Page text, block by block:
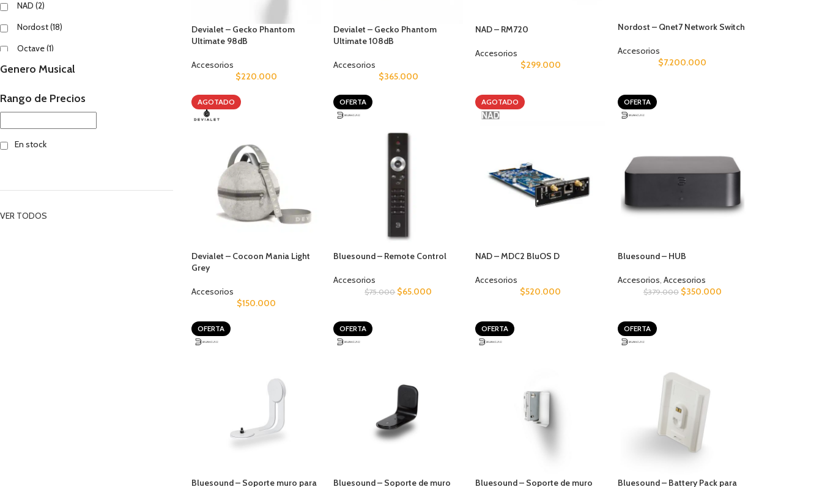
NAD (2)
Nordost(18)
Octave(1)
Sonance (1)
Genero Musical
Rango de Precios
En stock
VER TODOS
Devialet – Gecko Phantom
Ultimate 98dB
Accesorios
$220.000
Devialet – Gecko Phantom
Ultimate 108dB
Accesorios
$365.000
NAD – RM720
Accesorios
$299.000
Nordost – Qnet7 Network Switch
Accesorios
$7.200.000
AGOTADO
Devialet – Cocoon Mania Light
Grey
Accesorios
$150.000
OFERTA
Bluesound – Remote Control
Accesorios
$75.000 $65.000
AGOTADO
NAD – MDC2 BluOS D
Accesorios
$520.000
OFERTA
Bluesound – HUB
Accesorios, Accesorios
$379.000 $350.000
OFERTA
Bluesound – Soporte muro para
OFERTA
Bluesound – Soporte de muro
OFERTA
Bluesound – Soporte de muro
OFERTA
Bluesound – Battery Pack para